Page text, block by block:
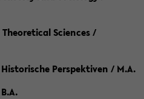
Sciences /
Perspektiven / M.A.